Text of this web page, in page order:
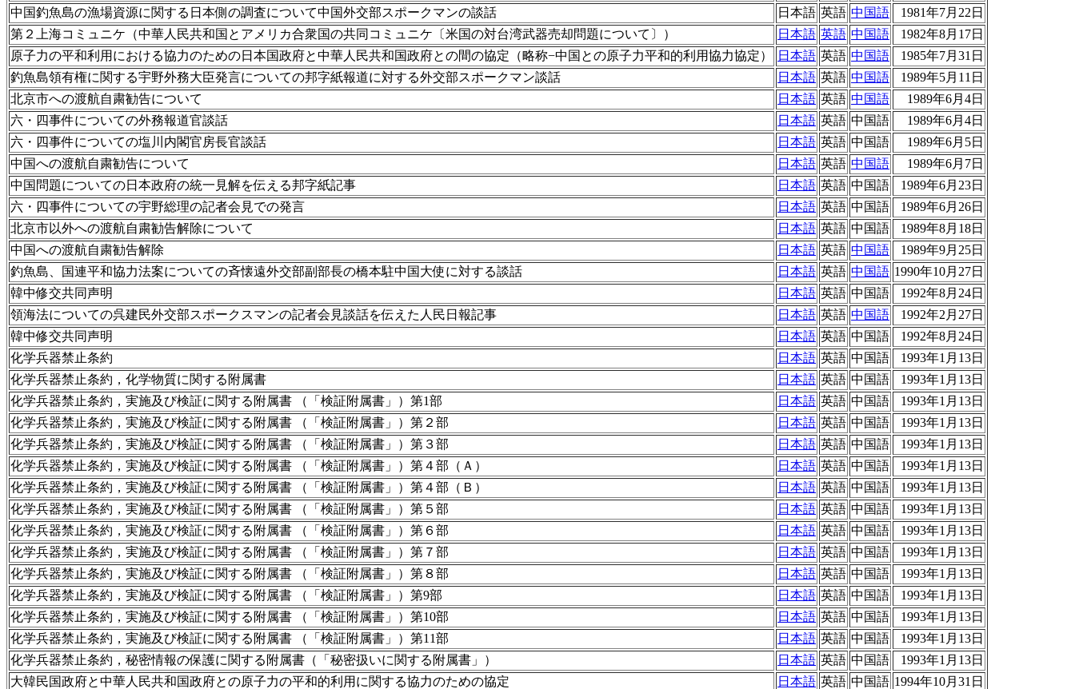
中国釣魚島の漁場資源に関する日本側の調査について中国外交部スポークマンの談話
日本語 英語 中国語
1981年7月22日
第２上海コミュニケ（中華人民共和国とアメリカ合衆国の共同コミュニケ〔米国の対台湾武器売却問題について〕）
日本語 英語 中国語
1982年8月17日
原子力の平和利用における協力のための日本国政府と中華人民共和国政府との間の協定（略称−中国との原子力平和的利用協力協定）
日本語 英語 中国語
1985年7月31日
釣魚島領有権に関する宇野外務大臣発言についての邦字紙報道に対する外交部スポークマン談話
日本語 英語 中国語
1989年5月11日
北京市への渡航自粛勧告について
日本語 英語 中国語
1989年6月4日
六・四事件についての外務報道官談話
日本語 英語 中国語
1989年6月4日
六・四事件についての塩川内閣官房長官談話
日本語 英語 中国語
1989年6月5日
中国への渡航自粛勧告について
日本語 英語 中国語
1989年6月7日
中国問題についての日本政府の統一見解を伝える邦字紙記事
日本語 英語 中国語
1989年6月23日
六・四事件についての宇野総理の記者会見での発言
日本語 英語 中国語
1989年6月26日
北京市以外への渡航自粛勧告解除について
日本語 英語 中国語
1989年8月18日
中国への渡航自粛勧告解除
日本語 英語 中国語
1989年9月25日
釣魚島、国連平和協力法案についての斉懐遠外交部副部長の橋本駐中国大使に対する談話
日本語 英語 中国語 1990年10月27日
韓中修交共同声明
日本語 英語 中国語
1992年8月24日
領海法についての呉建民外交部スポークスマンの記者会見談話を伝えた人民日報記事
日本語 英語 中国語
1992年2月27日
韓中修交共同声明
日本語 英語 中国語
1992年8月24日
化学兵器禁止条約
日本語 英語 中国語
1993年1月13日
化学兵器禁止条約，化学物質に関する附属書
日本語 英語 中国語
1993年1月13日
化学兵器禁止条約，実施及び検証に関する附属書 （「検証附属書」）第1部
日本語 英語 中国語
1993年1月13日
化学兵器禁止条約，実施及び検証に関する附属書 （「検証附属書」）第２部
日本語 英語 中国語
1993年1月13日
化学兵器禁止条約，実施及び検証に関する附属書 （「検証附属書」）第３部
日本語 英語 中国語
1993年1月13日
化学兵器禁止条約，実施及び検証に関する附属書 （「検証附属書」）第４部（Ａ）
日本語 英語 中国語
1993年1月13日
化学兵器禁止条約，実施及び検証に関する附属書 （「検証附属書」）第４部（Ｂ）
日本語 英語 中国語
1993年1月13日
化学兵器禁止条約，実施及び検証に関する附属書 （「検証附属書」）第５部
日本語 英語 中国語
1993年1月13日
化学兵器禁止条約，実施及び検証に関する附属書 （「検証附属書」）第６部
日本語 英語 中国語
1993年1月13日
化学兵器禁止条約，実施及び検証に関する附属書 （「検証附属書」）第７部
日本語 英語 中国語
1993年1月13日
化学兵器禁止条約，実施及び検証に関する附属書 （「検証附属書」）第８部
日本語 英語 中国語
1993年1月13日
化学兵器禁止条約，実施及び検証に関する附属書 （「検証附属書」）第9部
日本語 英語 中国語
1993年1月13日
化学兵器禁止条約，実施及び検証に関する附属書 （「検証附属書」）第10部
日本語 英語 中国語
1993年1月13日
化学兵器禁止条約，実施及び検証に関する附属書 （「検証附属書」）第11部
日本語 英語 中国語
1993年1月13日
化学兵器禁止条約，秘密情報の保護に関する附属書（「秘密扱いに関する附属書」）
日本語 英語 中国語
1993年1月13日
大韓民国政府と中華人民共和国政府との原子力の平和的利用に関する協力のための協定
日本語 英語 中国語 1994年10月31日